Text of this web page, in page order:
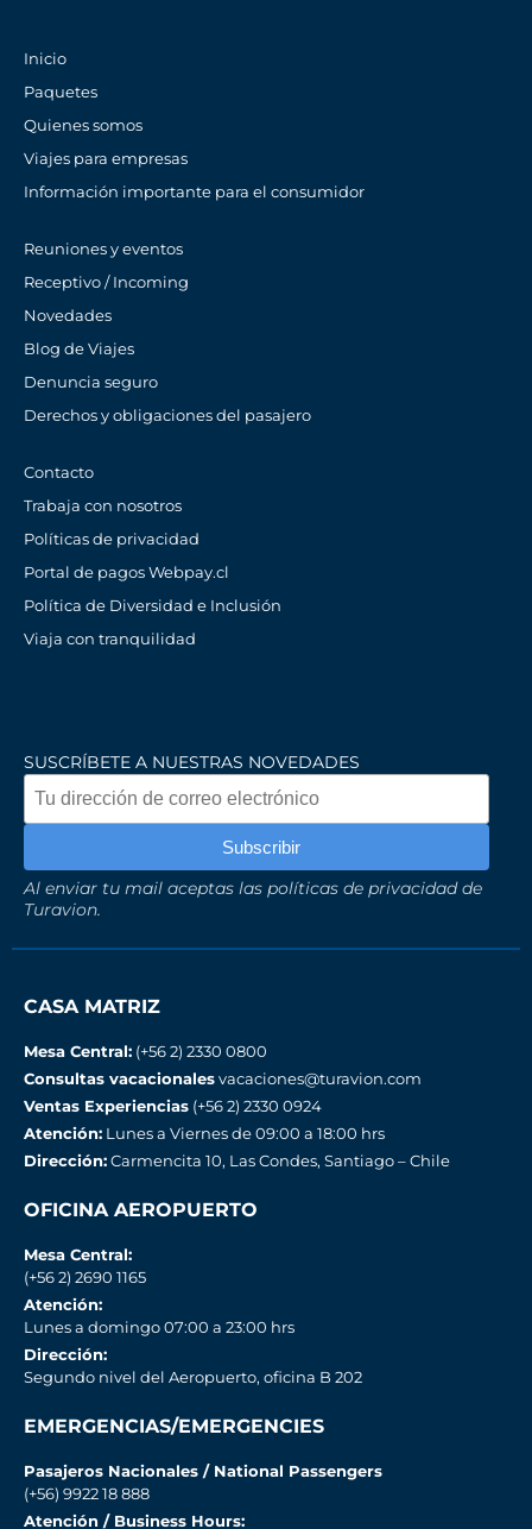
Inicio
Paquetes
Quienes somos
Viajes para empresas
Información importante para el consumidor
Reuniones y eventos
Receptivo / Incoming
Novedades
Blog de Viajes
Denuncia seguro
Derechos y obligaciones del pasajero
Contacto
Trabaja con nosotros
Políticas de privacidad
Portal de pagos Webpay.cl
Política de Diversidad e Inclusión
Viaja con tranquilidad
SUSCRÍBETE A NUESTRAS NOVEDADES
Al enviar tu mail aceptas las políticas de privacidad de
Turavion.
CASA MATRIZ
Mesa Central: (+56 2) 2330 0800
Consultas vacacionalesvacaciones@turavion.com
Ventas Experiencias (+56 2) 2330 0924
Atención: Lunes a Viernes de 09:00 a 18:00 hrs
Dirección:Carmencita 10, Las Condes, Santiago – Chile
OFICINA AEROPUERTO
Mesa Central:
(+56 2) 2690 1165
Atención:
Lunes a domingo 07:00 a 23:00 hrs
Dirección:
Segundo nivel del Aeropuerto, oficina B 202
EMERGENCIAS/EMERGENCIES
Pasajeros Nacionales / National Passengers
(+56) 9922 18 888
Atención / Business Hours: